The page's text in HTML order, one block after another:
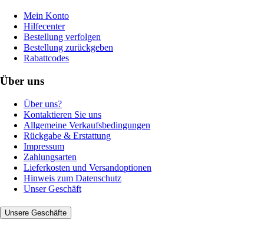
Mein Konto
Hilfecenter
Bestellung verfolgen
Bestellung zurückgeben
Rabattcodes
Über uns
Über uns?
Kontaktieren Sie uns
Allgemeine Verkaufsbedingungen
Rückgabe & Erstattung
Impressum
Zahlungsarten
Lieferkosten und Versandoptionen
Hinweis zum Datenschutz
Unser Geschäft
Unsere Geschäfte